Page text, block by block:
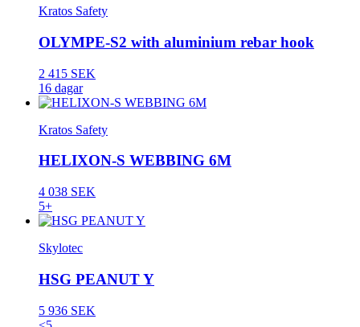
Kratos Safety
OLYMPE-S2 with aluminium rebar hook
2 415 SEK
16 dagar
Kratos Safety
HELIXON-S WEBBING 6M
4 038 SEK
5+
Skylotec
HSG PEANUT Y
5 936 SEK